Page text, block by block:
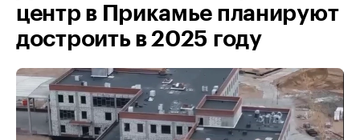
центр в Прикамье планируют
достроить в 2025 году